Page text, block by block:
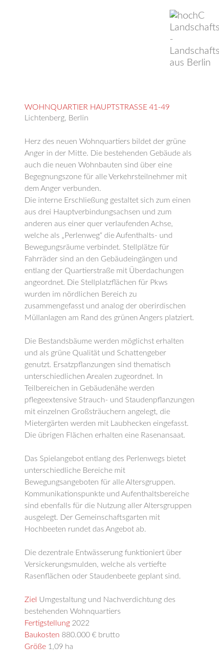
WOHNQUARTIER HAUPTSTRASSE 41-49
Lichtenberg, Berlin
Herz des neuen Wohnquartiers bildet der grüne
Anger in der Mitte. Die bestehenden Gebäude als
auch die neuen Wohnbauten sind über eine
Begegnungszone für alle Verkehrsteilnehmer mit
dem Anger verbunden.
Die interne Erschließung gestaltet sich zum einen
aus drei Hauptverbindungsachsen und zum
anderen aus einer quer verlaufenden Achse,
welche als „Perlenweg“ die Aufenthalts- und
Bewegungsräume verbindet. Stellplätze für
Fahrräder sind an den Gebäudeingängen und
entlang der Quartierstraße mit Überdachungen
angeordnet. Die Stellplatzflächen für Pkws
wurden im nördlichen Bereich zu
zusammengefasst und analog der oberirdischen
Müllanlagen am Rand des grünen Angers platziert.
Die Bestandsbäume werden möglichst erhalten
und als grüne Qualität und Schattengeber
genutzt. Ersatzpflanzungen sind thematisch
unterschiedlichen Arealen zugeordnet. In
Teilbereichen in Gebäudenähe werden
pflegeextensive Strauch- und Staudenpflanzungen
mit einzelnen Großsträuchern angelegt, die
Mietergärten werden mit Laubhecken eingefasst.
Die übrigen Flächen erhalten eine Rasenansaat.
Das Spielangebot entlang des Perlenwegs bietet
unterschiedliche Bereiche mit
Bewegungsangeboten für alle Altersgruppen.
Kommunikationspunkte und Aufenthaltsbereiche
sind ebenfalls für die Nutzung aller Altersgruppen
ausgelegt. Der Gemeinschaftsgarten mit
Hochbeeten rundet das Angebot ab.
Die dezentrale Entwässerung funktioniert über
Versickerungsmulden, welche als vertiefte
Rasenflächen oder Staudenbeete geplant sind.
Ziel Umgestaltung und Nachverdichtung des
bestehenden Wohnquartiers
Fertigstellung 2022
Baukosten 880.000 € brutto
Größe 1,09 ha